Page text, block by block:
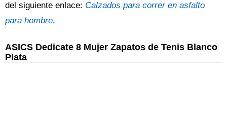
del siguiente enlace: Calzados para correr en asfalto
para hombre.
ASICS Dedicate 8 Mujer Zapatos de Tenis Blanco
Plata